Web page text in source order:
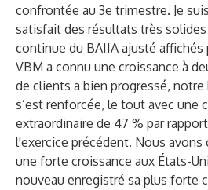
confrontée au 3e trimestre. Je
satisfait des résultats très
continue du BAIIA ajusté affichés
VBM a connu une croissance à
de clients a bien progressé, notre
s’est renforcée, le tout avec une
extraordinaire de 47 % par
l'exercice précédent. Nous avons
une forte croissance aux États-
nouveau enregistré sa plus forte